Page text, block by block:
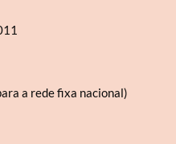
a rede fixa nacional)